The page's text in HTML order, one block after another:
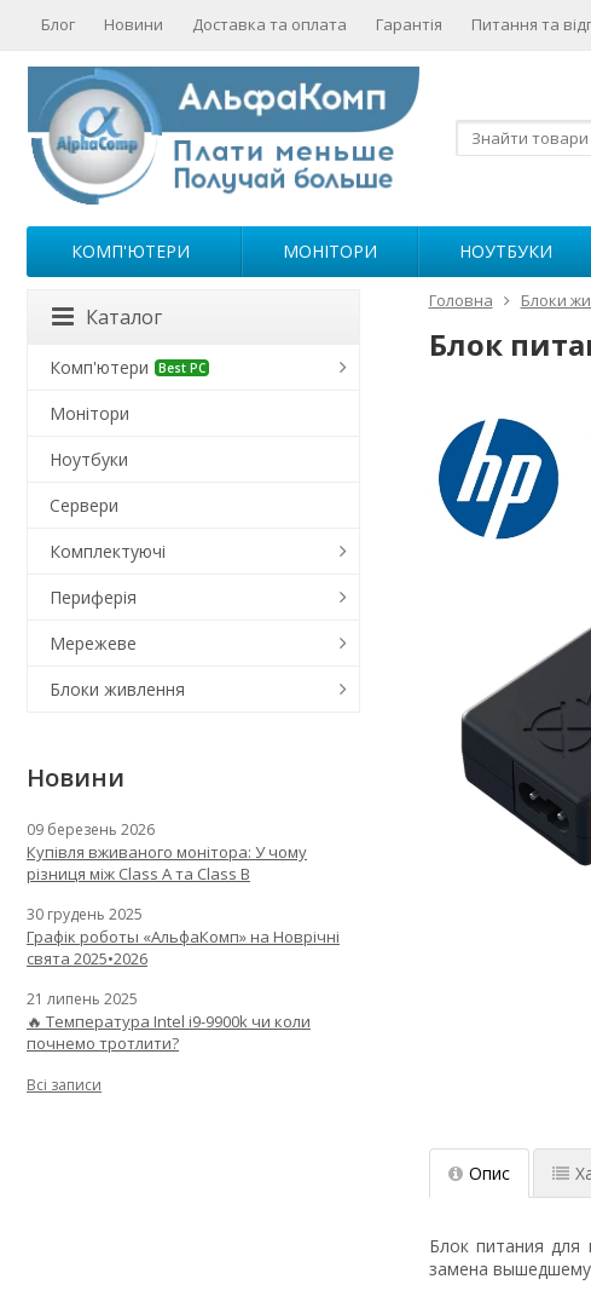
Блог Новини Доставка та оплата Гарантія Питання та
КОМП'ЮТЕРИ МОНІТОРИ НОУТБУКИ
Головна Блоки
Блок
Опис
Блок питания для
замена вышедшему
Каталог
Комп'ютери Best PC
Монітори
Ноутбуки
Сервери
Комплектуючі
Периферія
Мережеве
Блоки живлення
Новини
09 березень 2026
Купівля вживаного монітора: У чому
різниця між Class A та Class B
30 грудень 2025
Графік роботы «АльфаКомп» на Новрічні
свята 2025•2026
21 липень 2025
🔥 Температура Intel i9-9900k чи коли
почнемо тротлити?
Всі записи